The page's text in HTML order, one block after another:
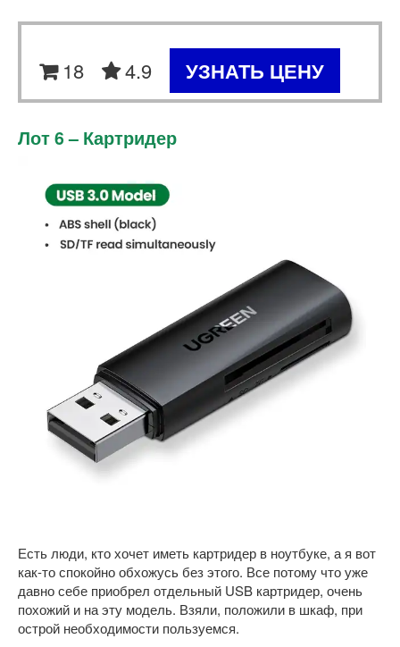
18 4.9 УЗНАТЬ ЦЕНУ
Лот 6 – Картридер
Есть люди, кто хочет иметь картридер в ноутбуке, а я вот
как-то спокойно обхожусь без этого. Все потому что уже
давно себе приобрел отдельный USB картридер, очень
похожий и на эту модель. Взяли, положили в шкаф, при
острой необходимости пользуемся.